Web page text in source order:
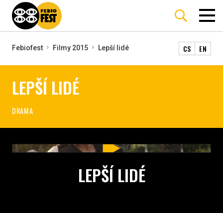
Febiofest Filmy 2015 Lepší lidé CS EN
LEPŠÍ LIDÉ
DRAMA
LEPŠÍ LIDÉ